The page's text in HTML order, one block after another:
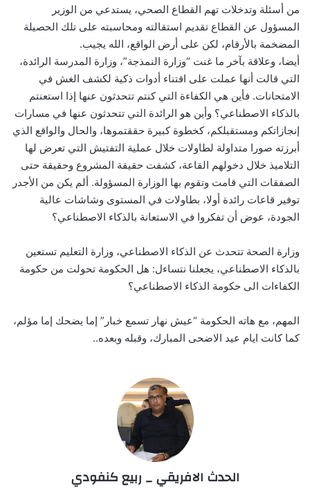
من أسئلة وتدخلات تهم القطاع الصحي، يستدعي من الوزير
المسؤول عن القطاع تقديم استقالته ومحاسبته على تلك الحصيلة
المضخمة بالأرقام، لكن على أرض الواقع، الله يجيب.
أيضا، وعلاقة بآخر ما غنت “وزارة النمذجة”، وزارة المدرسة الرائدة،
التي قالت أنها عملت على اقتناء أدوات ذكية لكشف الغش في
الامتحانات. فأين هي الكفاءة التي كنتم تتحدثون عنها إذا استعنتم
بالذكاء الاصطناعي؟ وأين هو الرائدة التي تتحدثون عنها في مسارات
إنجازاتكم ومستقبلكم، كخطوة كبيرة حققتموها، والحال والواقع الذي
أبرزته صورا متداولة لطاولات خلال عملية التفتيش التي تعرض لها
التلاميذ خلال دخولهم القاعة، كشفت حقيقة المشروع وحقيقة حتى
الصفقات التي قامت وتقوم بها الوزارة المسؤولة. ألم يكن من الأجدر
توفير قاعات رائدة أولا، بطاولات في المستوى وشاشات عالية
الجودة، عوض أن تفكروا في الاستعانة بالذكاء الاصطناعي؟
وزارة الصحة تتحدث عن الذكاء الاصطناعي، وزارة التعليم تستعين
بالذكاء الاصطناعي، يجعلنا نتساءل: هل الحكومة تحولت من حكومة
الكفاءات الى حكومة الذكاء الاصطناعي؟
المهم، مع هاته الحكومة “عيش نهار تسمع خبار” إما يضحك إما مؤلم،
كما كانت ايام عيد الاضحى المبارك، وقبله وبعده..
الحدث الافريقي _ ربيع كنفودي